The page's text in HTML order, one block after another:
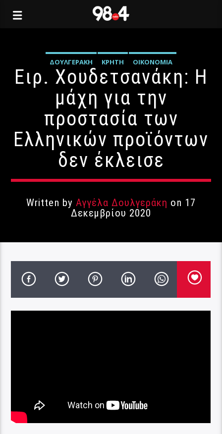
ΔΟΥΛΓΕΡΆΚΗ ΚΡΉΤΗ ΟΙΚΟΝΟΜΊΑ
Ειρ. Χουδετσανάκη: Η
μάχη για την
προστασία των
Ελληνικών προϊόντων
δεν έκλεισε
Written by Αγγέλα Δουλγεράκη on 17
Δεκεμβρίου 2020